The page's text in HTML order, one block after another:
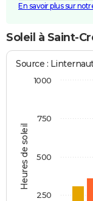
En savoir plus sur
Soleil à Saint-
Heures de soleil
Source :
250
500
750
1000